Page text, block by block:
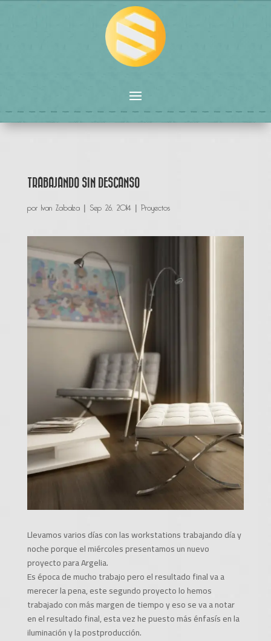
TRABAJANDO SIN DESCANSO
por Ivan Zabalza| Sep 26, 2014| Proyectos
Llevamos varios días con las workstations trabajando día y
noche porque el miércoles presentamos un nuevo
proyecto para Argelia.
Es época de mucho trabajo pero el resultado final va a
merecer la pena, este segundo proyecto lo hemos
trabajado con más margen de tiempo y eso se va a notar
en el resultado final, esta vez he puesto más énfasís en la
iluminación y la postproducción.